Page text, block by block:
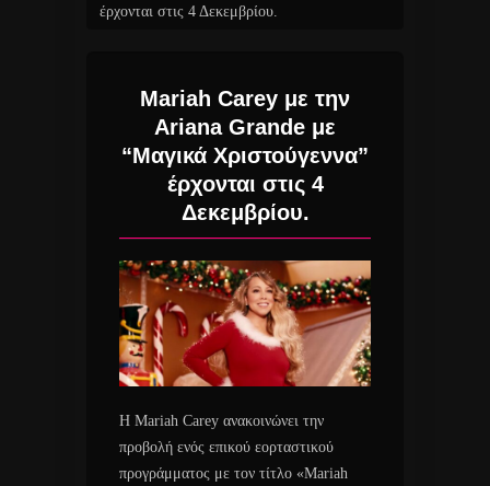
έρχονται στις 4 Δεκεμβρίου.
Mariah Carey με την
Ariana Grande με
“Μαγικά Χριστούγεννα”
έρχονται στις 4
Δεκεμβρίου.
Η Mariah Carey ανακοινώνει την
προβολή ενός επικού εορταστικού
προγράμματος με τον τίτλο «Mariah